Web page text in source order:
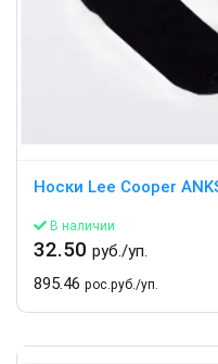
Носки Lee Cooper
В наличии
32.50 руб./уп.
895.46 рос.руб./уп.